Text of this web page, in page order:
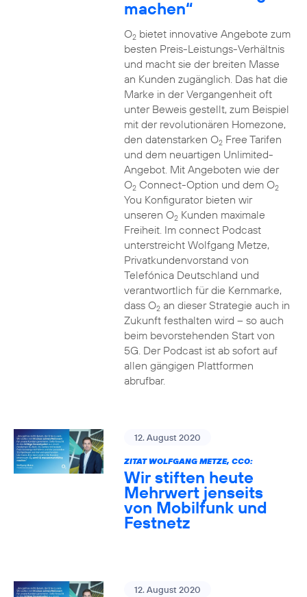
machen“
O2bietet innovative Angebote zum
besten Preis-Leistungs-Verhältnis
und macht sie der breiten Masse
an Kunden zugänglich. Das hat die
Marke in der Vergangenheit oft
unter Beweis gestellt, zum Beispiel
mit der revolutionären Homezone,
den datenstarken O2Free Tarifen
und dem neuartigen Unlimited-
Angebot. Mit Angeboten wie der
O2Connect-Option und dem O2
You Konfigurator bieten wir
unseren O2Kunden maximale
Freiheit. Im connect Podcast
unterstreicht Wolfgang Metze,
Privatkundenvorstand von
Telefónica Deutschland und
verantwortlich für die Kernmarke,
dass O2an dieser Strategie auch in
Zukunft festhalten wird – so auch
beim bevorstehenden Start von
5G. Der Podcast ist ab sofort auf
allen gängigen Plattformen
abrufbar.
12. August 2020
ZITAT WOLFGANG METZE, CCO:
Wir stiften heute
Mehrwert jenseits
von Mobilfunk und
Festnetz
12. August 2020